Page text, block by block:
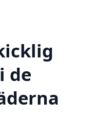
de